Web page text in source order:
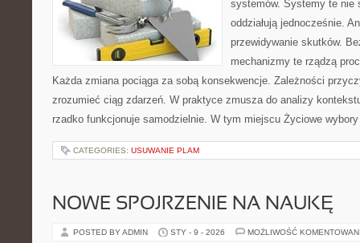
systemów. Systemy te nie
oddziałują jednocześnie.
przewidywanie skutków.
mechanizmy te rządzą
Każda zmiana pociąga za sobą konsekwencje. Zależności
zrozumieć ciąg zdarzeń. W praktyce zmusza do analizy
rzadko funkcjonuje samodzielnie. W tym miejscu Życiowe
CATEGORIES: USUWANIE PLAM
NOWE SPOJRZENIE NA NAUKĘ
POSTED BY ADMIN STY - 9 - 2026 MOŻLIWOŚĆ